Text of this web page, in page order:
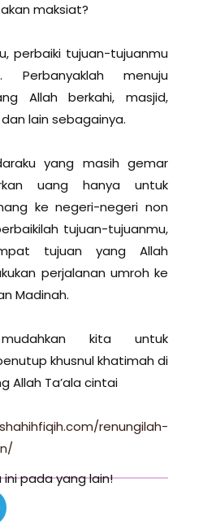
maksiat?
perbaiki tujuan-tujuanmu
Perbanyaklah menuju
Allah berkahi, masjid,
lain sebagainya.
yang masih gemar
uang hanya untuk
ke negeri-negeri non
tujuan-tujuanmu,
tujuan yang Allah
perjalanan umroh ke
Madinah.
kita untuk
khusnul khatimah di
Ta’ala cintai
renungilah-
ini pada yang lain!